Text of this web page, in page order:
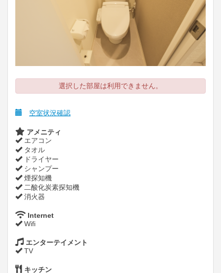
選択した部屋は利用できません。
空室状況確認
アメニティ
エアコン
タオル
ドライヤー
シャンプー
煙探知機
二酸化炭素探知機
消火器
Internet
Wifi
エンターテイメント
TV
キッチン